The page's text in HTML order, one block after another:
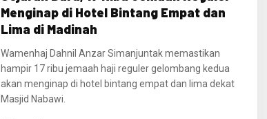
Menginap di Hotel Bintang Empat dan
Lima di Madinah
Wamenhaj Dahnil Anzar Simanjuntak memastikan
hampir 17 ribu jemaah haji reguler gelombang kedua
akan menginap di hotel bintang empat dan lima dekat
Masjid Nabawi.